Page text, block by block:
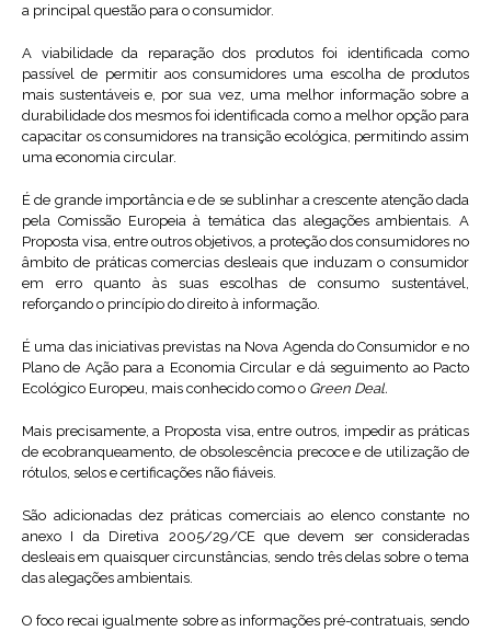
a principal questão para o consumidor.
A viabilidade da reparação dos produtos foi identificada como
passível de permitir aos consumidores uma escolha de produtos
mais sustentáveis e, por sua vez, uma melhor informação sobre a
durabilidade dos mesmos foi identificada como a melhor opção para
capacitar os consumidores na transição ecológica, permitindo assim
uma economia circular.
É de grande importância e de se sublinhar a crescente atenção dada
pela Comissão Europeia à temática das alegações ambientais. A
Proposta visa, entre outros objetivos, a proteção dos consumidores no
âmbito de práticas comercias desleais que induzam o consumidor
em erro quanto às suas escolhas de consumo sustentável,
reforçando o princípio do direito à informação.
É uma das iniciativas previstas na Nova Agenda do Consumidor e no
Plano de Ação para a Economia Circular e dá seguimento ao Pacto
Ecológico Europeu, mais conhecido como o Green Deal.
Mais precisamente, a Proposta visa, entre outros, impedir as práticas
de ecobranqueamento, de obsolescência precoce e de utilização de
rótulos, selos e certificações não fiáveis.
São adicionadas dez práticas comerciais ao elenco constante no
anexo I da Diretiva 2005/29/CE que devem ser consideradas
desleais em quaisquer circunstâncias, sendo três delas sobre o tema
das alegações ambientais.
O foco recai igualmente sobre as informações pré-contratuais, sendo